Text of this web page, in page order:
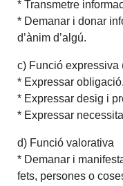
* Transmetre
* Demanar i donar
d’ànim d’algú.
c) Funció expressiva
* Expressar obligació.
* Expressar desig i
* Expressar
d) Funció valorativa
* Demanar i
fets, persones o